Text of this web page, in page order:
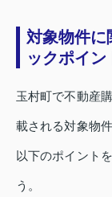
対象物件に
ックポイン
玉村町で不動産
載される対象物
以下のポイント
う。